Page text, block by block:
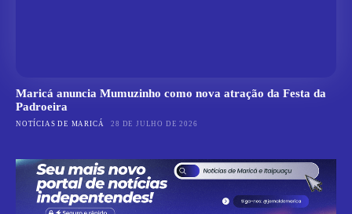
Maricá anuncia Mumuzinho como nova atração da Festa da
Padroeira
NOTÍCIAS DE MARICÁ 28 DE JULHO DE 2026